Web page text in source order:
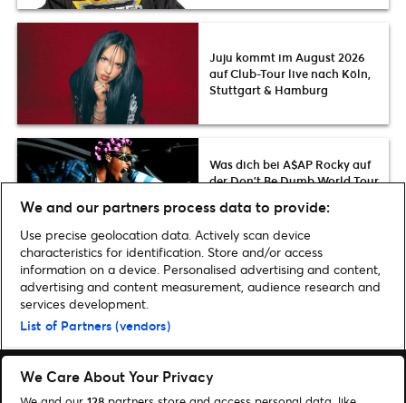
Juju kommt im August 2026
auf Club-Tour live nach Köln,
Stuttgart & Hamburg
Was dich bei A$AP Rocky auf
der Don’t Be Dumb World Tour
& News
Home»Tipps»Monster Jam: Action am Limit!
We and our partners process data to provide:
Use precise geolocation data. Actively scan device
characteristics for identification. Store and/or access
information on a device. Personalised advertising and content,
advertising and content measurement, audience research and
services development.
List of Partners (vendors)
We Care About Your Privacy